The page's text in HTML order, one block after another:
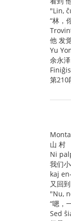
"Lin,
“林，
他 发
Yu
余永
第210
山 村
Ni
我们
kaj
又回
"Nu,
“嗯，
Sed